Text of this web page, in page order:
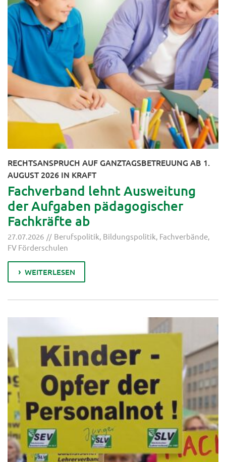
RECHTSANSPRUCH AUF GANZTAGSBETREUUNG AB 1.
AUGUST 2026 IN KRAFT
Fachverband lehnt Ausweitung
der Aufgaben pädagogischer
Fachkräfte ab
27.07.2026 Berufspolitik Bildungspolitik Fachverbände
FV Förderschulen
WEITERLESEN